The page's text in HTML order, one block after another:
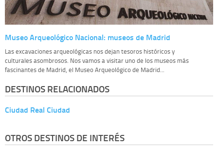
Museo Arqueológico Nacional: museos de Madrid
Las excavaciones arqueológicas nos dejan tesoros históricos y
culturales asombrosos. Nos vamos a visitar uno de los museos más
fascinantes de Madrid, el Museo Arqueológico de Madrid...
DESTINOS RELACIONADOS
Ciudad Real Ciudad
OTROS DESTINOS DE INTERÉS